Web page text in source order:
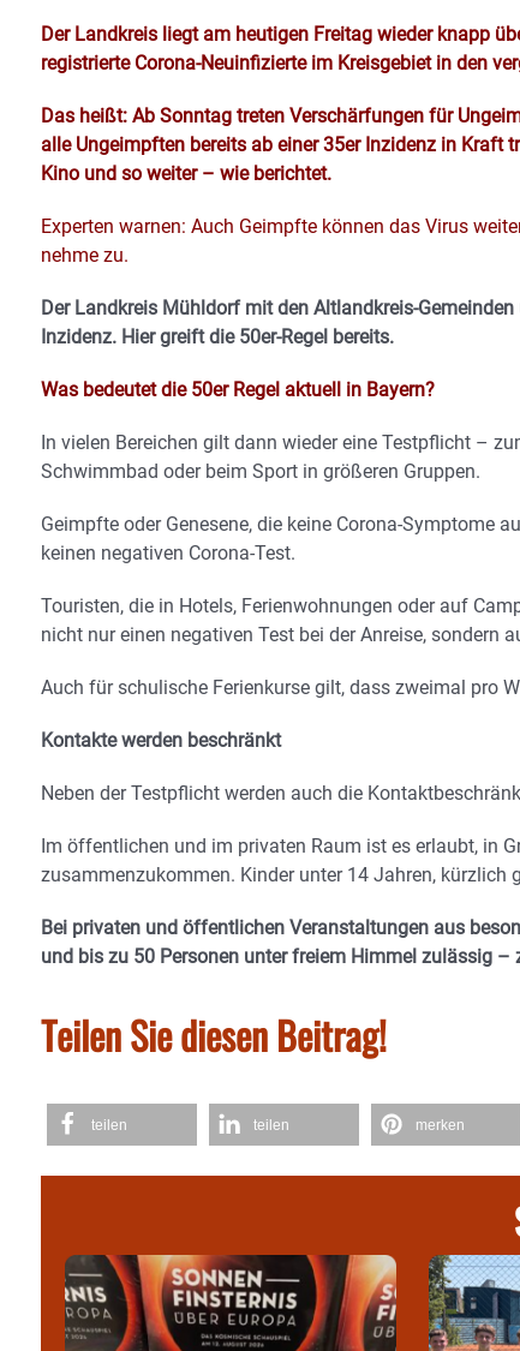
Der Landkreis liegt am heutigen Freitag wieder knapp
registrierte Corona-Neuinfizierte im Kreisgebiet in den
Das heißt: Ab Sonntag treten Verschärfungen für
alle Ungeimpften bereits ab einer 35er Inzidenz in Kraft
Kino und so weiter – wie berichtet.
Experten warnen: Auch Geimpfte können das Virus
nehme zu.
Der Landkreis Mühldorf mit den Altlandkreis-
Inzidenz. Hier greift die 50er-Regel bereits.
Was bedeutet die 50er Regel aktuell in Bayern?
In vielen Bereichen gilt dann wieder eine Testpflicht –
Schwimmbad oder beim Sport in größeren Gruppen.
Geimpfte oder Genesene, die keine Corona-Symptome
keinen negativen Corona-Test.
Touristen, die in Hotels, Ferienwohnungen oder auf
nicht nur einen negativen Test bei der Anreise, sondern
Auch für schulische Ferienkurse gilt, dass zweimal pro
Kontakte werden beschränkt
Neben der Testpflicht werden auch die
Im öffentlichen und im privaten Raum ist es erlaubt, in
zusammenzukommen. Kinder unter 14 Jahren, kürzlich
Bei privaten und öffentlichen Veranstaltungen aus
und bis zu 50 Personen unter freiem Himmel zulässig
Teilen Sie diesen Beitrag!
teilen teilen merken